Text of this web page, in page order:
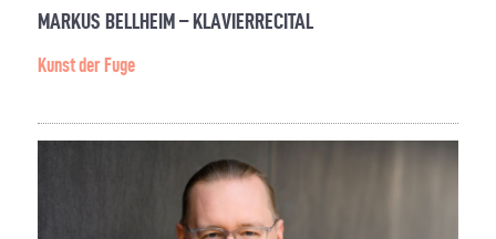
MARKUS BELLHEIM – KLAVIERRECITAL
Kunst der Fuge